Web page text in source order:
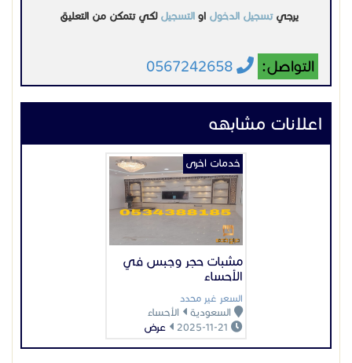
يرجيتسجيل الدخول او التسجيل لكي تتمكن من التعليق
التواصل: 0567242658
اعلانات مشابهه
مشبات حجر وجبس في
الأحساء
السعر غير محدد
السعودية
الأحساء
عرض
خدمات اخرى